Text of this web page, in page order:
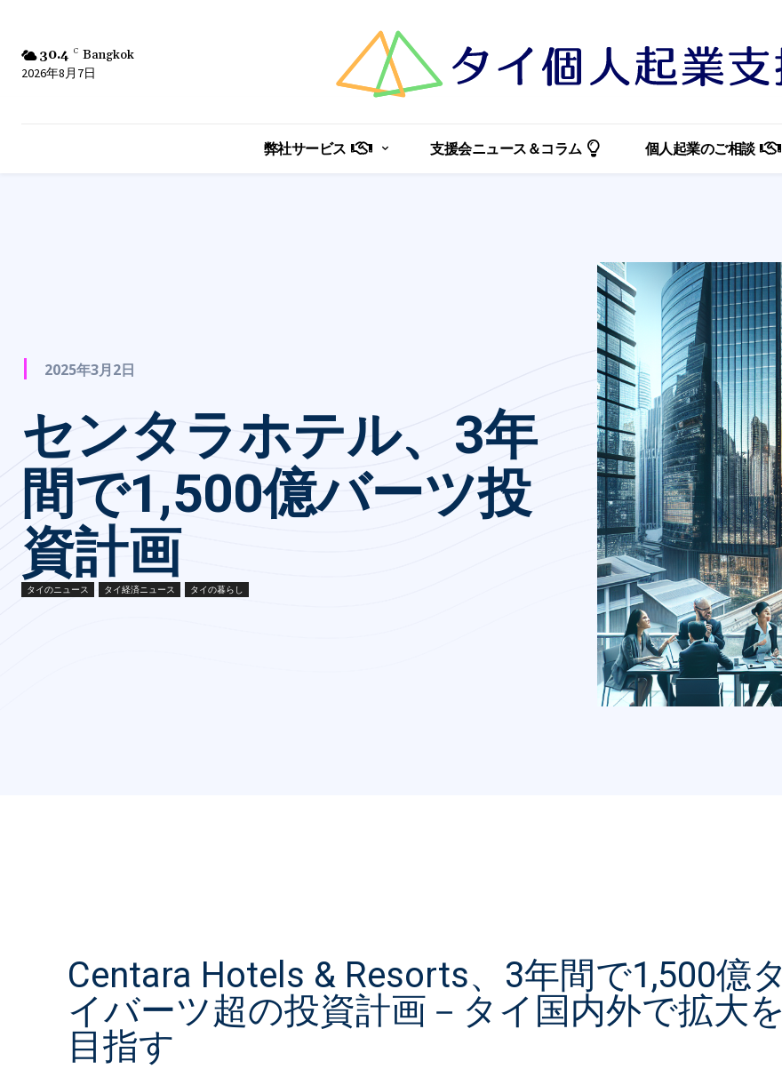
30.4 C Bangkok
2026年8月7日
弊社サービス 支援会ニュース＆コラム 個人起業のご相談
2025年3月2日
センタラホテル、3年
間で1,500億バーツ投
資計画
タイのニュース タイ経済ニュース タイの暮らし
Centara Hotels & Resorts、3年間で1,500億タ
イバーツ超の投資計画－タイ国内外で拡大を
目指す